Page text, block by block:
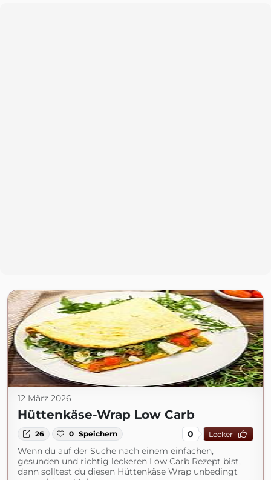
12 März 2026
Hüttenkäse-Wrap Low Carb
26 0 Speichern 0 Lecker
Wenn du auf der Suche nach einem einfachen,
gesunden und richtig leckeren Low Carb Rezept bist,
dann solltest du diesen Hüttenkäse Wrap unbedingt